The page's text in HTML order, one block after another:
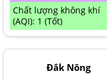
HƯNG YÊN
ĐÀ LẠT
Chất lượng không khí
(AQI): 1 (Tốt)
Đắk Nông